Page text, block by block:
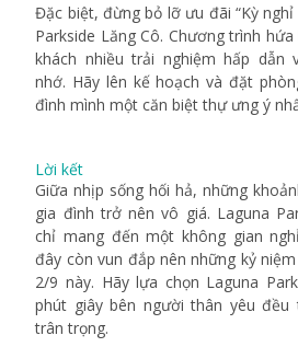
Đặc biệt, đừng bỏ lỡ ưu đãi “Kỳ nghỉ
Parkside Lăng Cô. Chương trình
khách nhiều trải nghiệm hấp dẫn
nhớ. Hãy lên kế hoạch và đặt
đình mình một căn biệt thự ưng ý
Lời kết
Giữa nhịp sống hối hả, những
gia đình trở nên vô giá. Laguna
chỉ mang đến một không gian
đây còn vun đắp nên những kỷ
2/9 này. Hãy lựa chọn Laguna
phút giây bên người thân yêu
trân trọng.